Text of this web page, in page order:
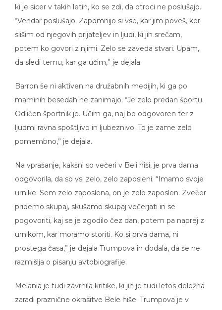
ki je sicer v takih letih, ko se zdi, da otroci ne poslušajo.
“Vendar poslušajo. Zapomnijo si vse, kar jim poveš, ker
slišim od njegovih prijateljev in ljudi, ki jih srečam,
potem ko govori z njimi. Zelo se zaveda stvari. Upam,
da sledi temu, kar ga učim,” je dejala.
Barron še ni aktiven na družabnih medijih, ki ga po
maminih besedah ne zanimajo. “Je zelo predan športu.
Odličen športnik je. Učim ga, naj bo odgovoren ter z
ljudmi ravna spoštljivo in ljubeznivo. To je zame zelo
pomembno,” je dejala.
Na vprašanje, kakšni so večeri v Beli hiši, je prva dama
odgovorila, da so vsi zelo, zelo zaposleni. “Imamo svoje
urnike. Sem zelo zaposlena, on je zelo zaposlen. Zvečer
pridemo skupaj, skušamo skupaj večerjati in se
pogovoriti, kaj se je zgodilo čez dan, potem pa naprej z
urnikom, kar moramo storiti. Ko si prva dama, ni
prostega časa,” je dejala Trumpova in dodala, da še ne
razmišlja o pisanju avtobiografije.
Melania je tudi zavrnila kritike, ki jih je tudi letos deležna
zaradi praznične okrasitve Bele hiše. Trumpova je v